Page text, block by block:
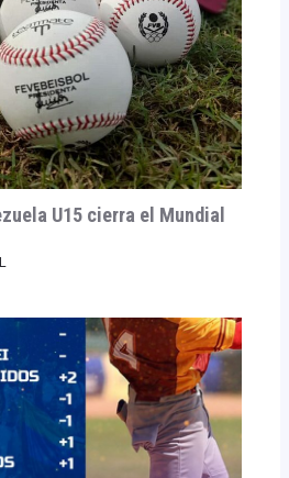
U15 cierra el Mundial